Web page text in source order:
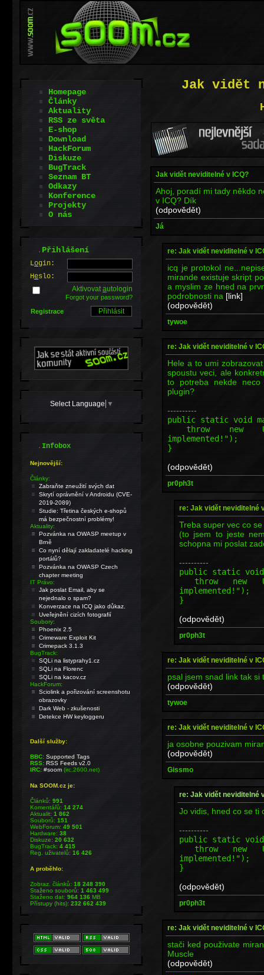
Jak vidět
Jak vidět neviditelné v ICQ?
Ahoj, poradí mi tady někdo
v ICQ? Dík
(odpovědět)
Já
re: Jak vidět neviditelné v
icq je protokol
mirande existuje skript
a myslim ze hned na
podrobnosti na [link]
(odpovědět)
tywoe
re: Jak vidět neviditelné v
Hele a to umi
spoustu veci, ale
to potreba nekde
plugin?
----------
public static void
throw new
implemented!");
}
(odpovědět)
pr0ph3t
re: Jak vidět neviditelné
Treba super vec co
(to jsem to jeste
schopna mi poslat
----------
public static
throw new
implemented!");
}
(odpovědět)
pr0ph3t
re: Jak vidět neviditelné v
psal jsem snad link tak
(odpovědět)
tywoe
re: Jak vidět neviditelné v
ja osobne pouzivam
(odpovědět)
Gissmo
re: Jak vidět neviditelné
Jo vidis, hned co se ti
----------
public static
throw new
implemented!");
}
(odpovědět)
pr0ph3t
re: Jak vidět neviditelné v
stači ked použivate
Muscle
(odpovědět)
Homepage
Články
Aktuality
RSS ze světa
E-shop
Download
HackForum
Diskuze
BugTrack
Seznam BT
Odkazy
Konference
Projekty
O nás
.Přihlášení
Login:
Heslo:
Aktivovatautologin
Forgot your password?
Registrace
Select Language ▼
.Infobox
Nejnovější:
Články:
Zabraňte zneužití svých dat
Skrytí oprávnění v Androidu (CVE-
2019-2089)
Studie: Třetina českých e-shopů
má bezpečnostní problémy!
Aktuality:
Pozvánka na OWASP meetup v
Brně
Co nyní dělají zakladatelé hacking
portálů?
Pozvánka na OWASP Czech
chapter meeting
IT Právo:
Jak poslat Email, aby se
nejednalo o spam?
Konverzace na ICQ jako důkaz.
Uveřejnění cizích fotografií
Soubory:
Phoenix 2.5
Crimeware Exploit Kit
Crimepack 3.1.3
BugTrack:
SQLi na listyprahy1.cz
SQLi na Florenc
SQLi na kacov.cz
HackForum:
Sciolink a pořizování screenshotu
obrazovky
Dark Web - zkušenosti
Detekce HW keyloggeru
Další služby:
BBC: Supported Tags
RSS: RSS Feeds v2.0
IRC: #soom(irc.2600.net)
Na SOOM.cz je:
Článků:991
Komentářů:14 274
Aktualit:1 862
Souborů:151
WebForum:49 501
Hardware:38
Diskuze:20 632
BugTrack:4 415
Reg. uživatelů:16 426
A proběhlo:
Zobraz. článků:18 248 390
Staženo souborů:1 463 499
Staženo dat:964 136MB
Přístupy (hits):232 662 439